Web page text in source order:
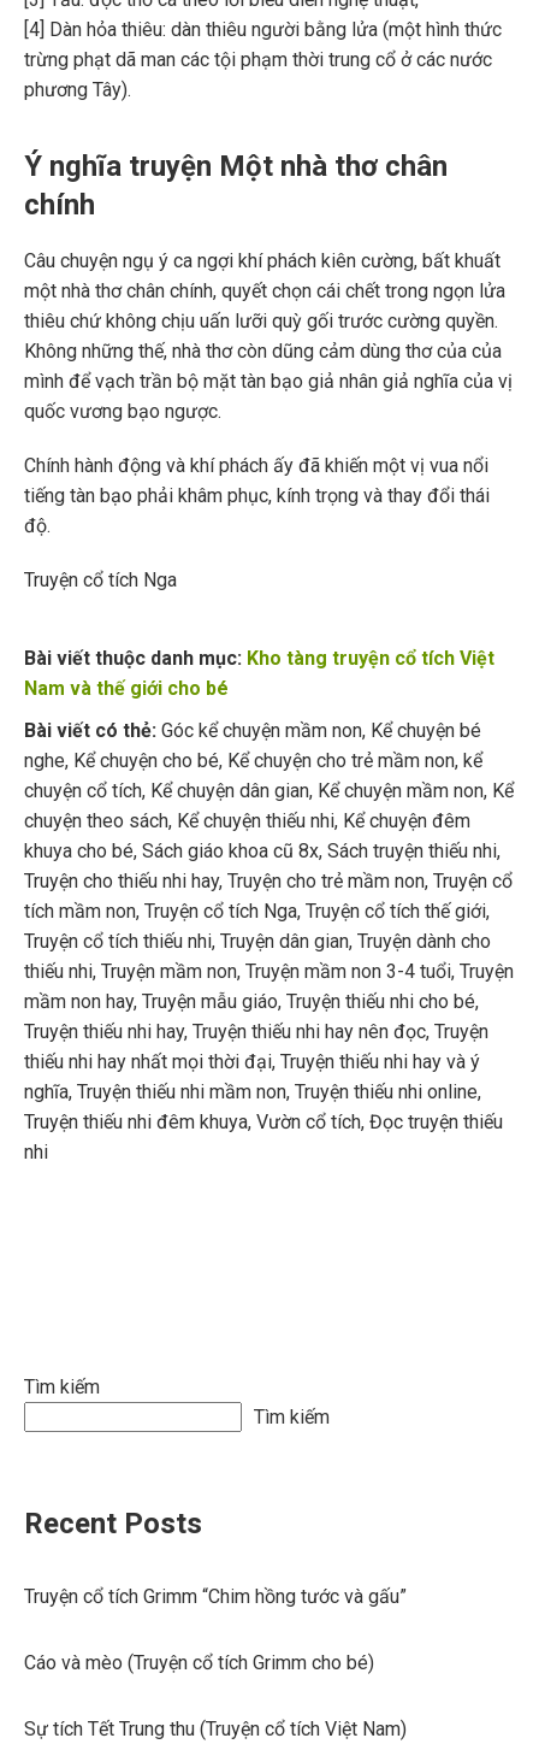
[4] Dàn hỏa thiêu: dàn thiêu người bằng lửa (một hình thức
trừng phạt dã man các tội phạm thời trung cổ ở các nước
phương Tây).
Ý nghĩa truyện Một nhà thơ chân
chính
Câu chuyện ngụ ý ca ngợi khí phách kiên cường, bất khuất
một nhà thơ chân chính, quyết chọn cái chết trong ngọn lửa
thiêu chứ không chịu uấn lưỡi quỳ gối trước cường quyền.
Không những thế, nhà thơ còn dũng cảm dùng thơ của của
mình để vạch trần bộ mặt tàn bạo giả nhân giả nghĩa của vị
quốc vương bạo ngược.
Chính hành động và khí phách ấy đã khiến một vị vua nổi
tiếng tàn bạo phải khâm phục, kính trọng và thay đổi thái
độ.
Truyện cổ tích Nga
Bài viết thuộc danh mục: Kho tàng truyện cổ tích Việt
Nam và thế giới cho bé
Bài viết có thẻ: Góc kể chuyện mầm non, Kể chuyện bé
nghe, Kể chuyện cho bé, Kể chuyện cho trẻ mầm non, kể
chuyện cổ tích, Kể chuyện dân gian, Kể chuyện mầm non, Kể
chuyện theo sách, Kể chuyện thiếu nhi, Kể chuyện đêm
khuya cho bé, Sách giáo khoa cũ 8x, Sách truyện thiếu nhi,
Truyện cho thiếu nhi hay, Truyện cho trẻ mầm non, Truyện cổ
tích mầm non, Truyện cổ tích Nga, Truyện cổ tích thế giới,
Truyện cổ tích thiếu nhi, Truyện dân gian, Truyện dành cho
thiếu nhi, Truyện mầm non, Truyện mầm non 3-4 tuổi, Truyện
mầm non hay, Truyện mẫu giáo, Truyện thiếu nhi cho bé,
Truyện thiếu nhi hay, Truyện thiếu nhi hay nên đọc, Truyện
thiếu nhi hay nhất mọi thời đại, Truyện thiếu nhi hay và ý
nghĩa, Truyện thiếu nhi mầm non, Truyện thiếu nhi online,
Truyện thiếu nhi đêm khuya, Vườn cổ tích, Đọc truyện thiếu
nhi
Tìm kiếm
Tìm kiếm
Recent Posts
Truyện cổ tích Grimm “Chim hồng tước và gấu”
Cáo và mèo (Truyện cổ tích Grimm cho bé)
Sự tích Tết Trung thu (Truyện cổ tích Việt Nam)